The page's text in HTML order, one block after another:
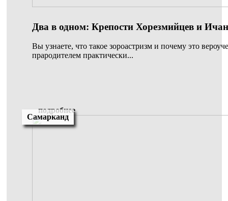
Два в одном: Крепости Хорезмийцев и
Вы узнаете, что такое зороастризм и почему это
прародителем практически...
подробнее
Самарканд